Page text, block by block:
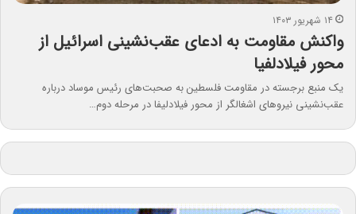
۱۴ شهریور ۱۴۰۳
واکنش مقاومت به ادعای عقب‌نشینی اسرائیل از
محور فیلادلفیا
یک منبع برجسته در مقاومت فلسطین به صحبت‌های رئیس موساد درباره
عقب‌نشینی نیروهای اشغالگر از محور فیلادلیفا در مرحله دوم…